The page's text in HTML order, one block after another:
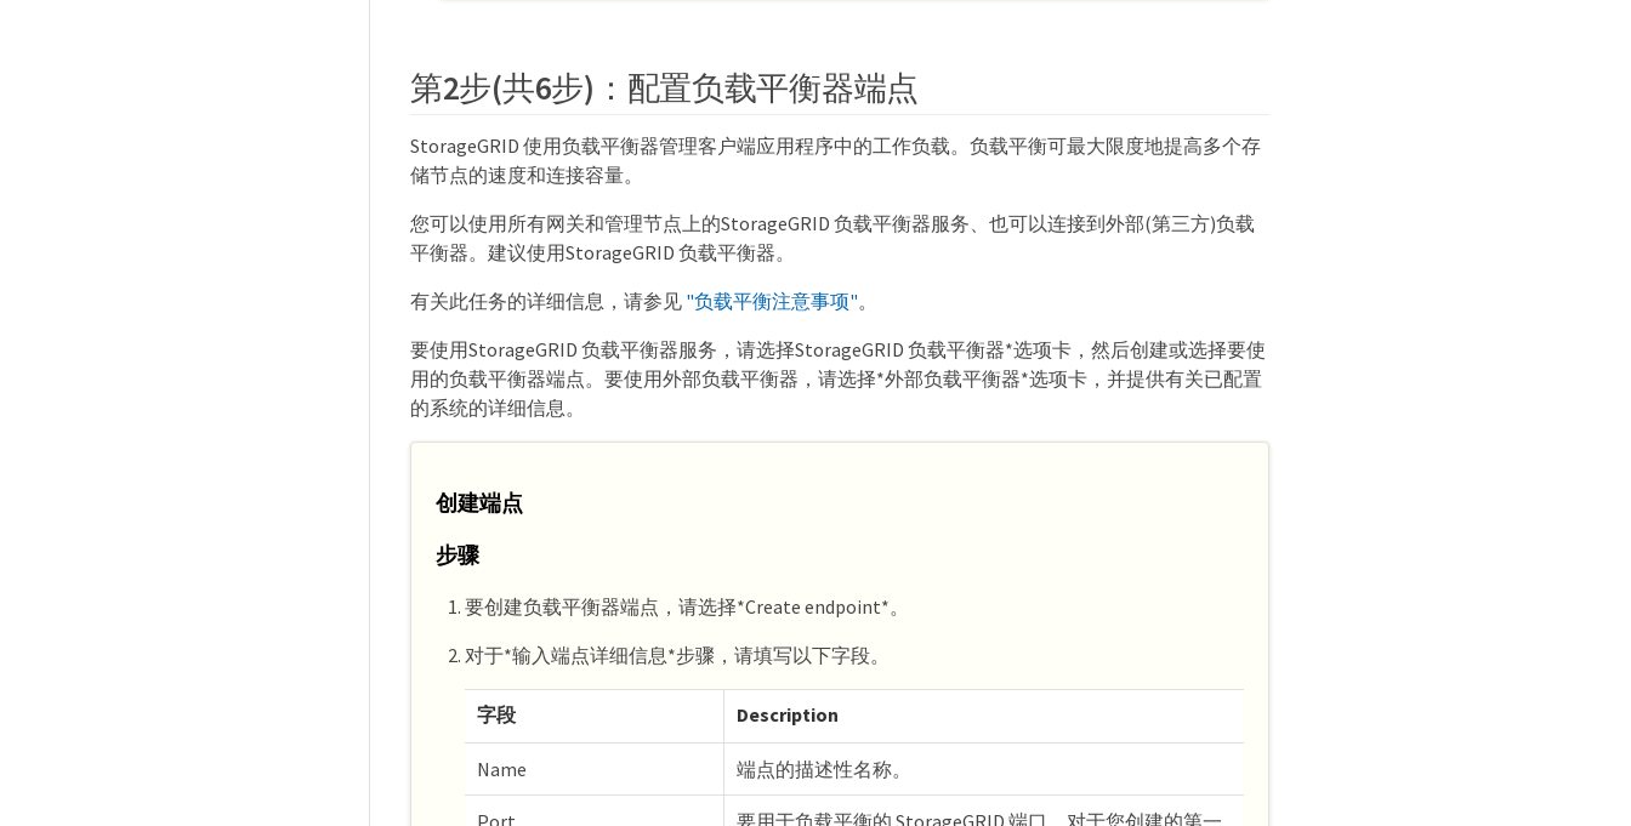
第2步(共6步)：配置负载平衡器端点
StorageGRID 使用负载平衡器管理客户端应用程序中的工作负载。负载平衡可最大限度地提高多个存
储节点的速度和连接容量。
您可以使用所有网关和管理节点上的StorageGRID 负载平衡器服务、也可以连接到外部(第三方)负载
平衡器。建议使用StorageGRID 负载平衡器。
有关此任务的详细信息，请参见 "负载平衡注意事项"。
要使用StorageGRID 负载平衡器服务，请选择StorageGRID 负载平衡器*选项卡，然后创建或选择要使
用的负载平衡器端点。要使用外部负载平衡器，请选择*外部负载平衡器*选项卡，并提供有关已配置
的系统的详细信息。
创建端点
步骤
要创建负载平衡器端点，请选择*Create endpoint*。
对于*输入端点详细信息*步骤，请填写以下字段。
字段 Description
Name 端点的描述性名称。